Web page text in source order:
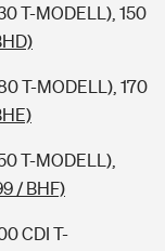
T-MODELL), 150
T-MODELL), 170
T-MODELL),
/ BHF)
CDI T-